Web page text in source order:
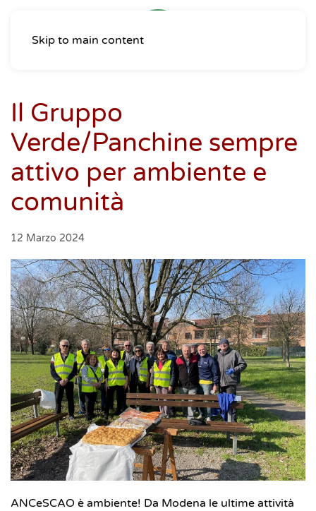
Skip to main content
Il Gruppo
Verde/Panchine sempre
attivo per ambiente e
comunità
12 Marzo 2024
ANCeSCAO è ambiente! Da Modena le ultime attività